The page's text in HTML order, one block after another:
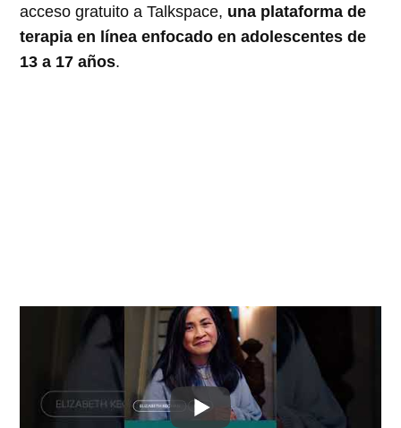
acceso gratuito a Talkspace, una plataforma de
terapia en línea enfocado en adolescentes de
13 a 17 años.